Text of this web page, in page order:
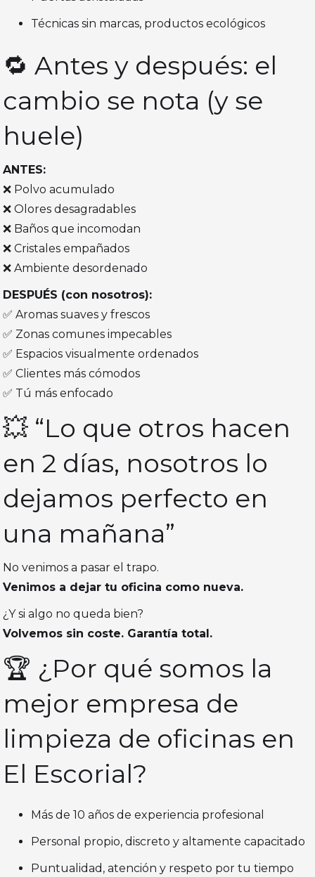
Técnicas sin marcas, productos ecológicos
🔁 Antes y después: el
cambio se nota (y se
huele)
ANTES:
❌ Polvo acumulado
❌ Olores desagradables
❌ Baños que incomodan
❌ Cristales empañados
❌ Ambiente desordenado
DESPUÉS (con nosotros):
✅ Aromas suaves y frescos
✅ Zonas comunes impecables
✅ Espacios visualmente ordenados
✅ Clientes más cómodos
✅ Tú más enfocado
💥 “Lo que otros hacen
en 2 días, nosotros lo
dejamos perfecto en
una mañana”
No venimos a pasar el trapo.
Venimos a dejar tu oficina como nueva.
¿Y si algo no queda bien?
Volvemos sin coste. Garantía total.
🏆 ¿Por qué somos la
mejor empresa de
limpieza de oficinas en
El Escorial?
Más de 10 años de experiencia profesional
Personal propio, discreto y altamente capacitado
Puntualidad, atención y respeto por tu tiempo